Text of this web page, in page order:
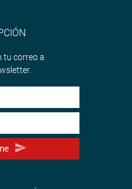
tu correo a